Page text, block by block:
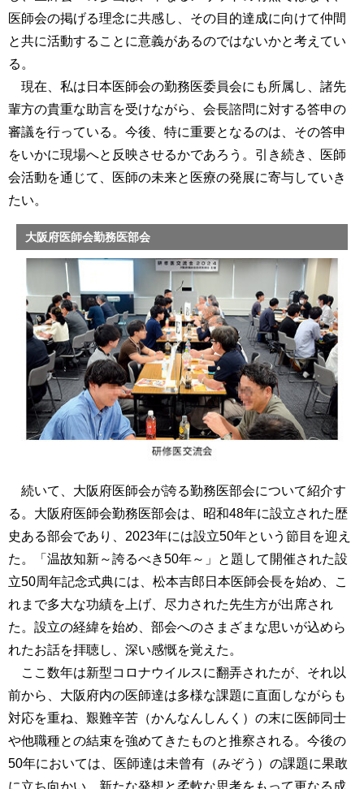
医師会の掲げる理念に共感し、その目的達成に向けて仲間
と共に活動することに意義があるのではないかと考えてい
る。
現在、私は日本医師会の勤務医委員会にも所属し、諸先
輩方の貴重な助言を受けながら、会長諮問に対する答申の
審議を行っている。今後、特に重要となるのは、その答申
をいかに現場へと反映させるかであろう。引き続き、医師
会活動を通じて、医師の未来と医療の発展に寄与していき
たい。
大阪府医師会勤務医部会
続いて、大阪府医師会が誇る勤務医部会について紹介す
る。大阪府医師会勤務医部会は、昭和48年に設立された歴
史ある部会であり、2023年には設立50年という節目を迎え
た。「温故知新～誇るべき50年～」と題して開催された設
立50周年記念式典には、松本吉郎日本医師会長を始め、こ
れまで多大な功績を上げ、尽力された先生方が出席され
た。設立の経緯を始め、部会へのさまざまな思いが込めら
れたお話を拝聴し、深い感慨を覚えた。
ここ数年は新型コロナウイルスに翻弄されたが、それ以
前から、大阪府内の医師達は多様な課題に直面しながらも
対応を重ね、艱難辛苦（かんなんしんく）の末に医師同士
や他職種との結束を強めてきたものと推察される。今後の
50年においては、医師達は未曾有（みぞう）の課題に果敢